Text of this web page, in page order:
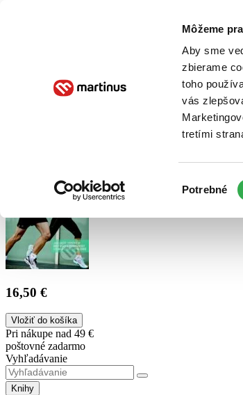
Môžeme
Aby sme
zbierame
toho
vás
tretími
súhlasu
Potrebné
Poukážky
16,50 €
Vložiť do košíka
Pri nákupe nad 49 €
poštovné zadarmo
Vyhľadávanie
Knihy